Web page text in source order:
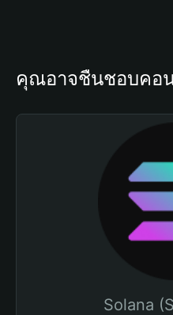
คุณอาจชื่นชอบคอ
Solana